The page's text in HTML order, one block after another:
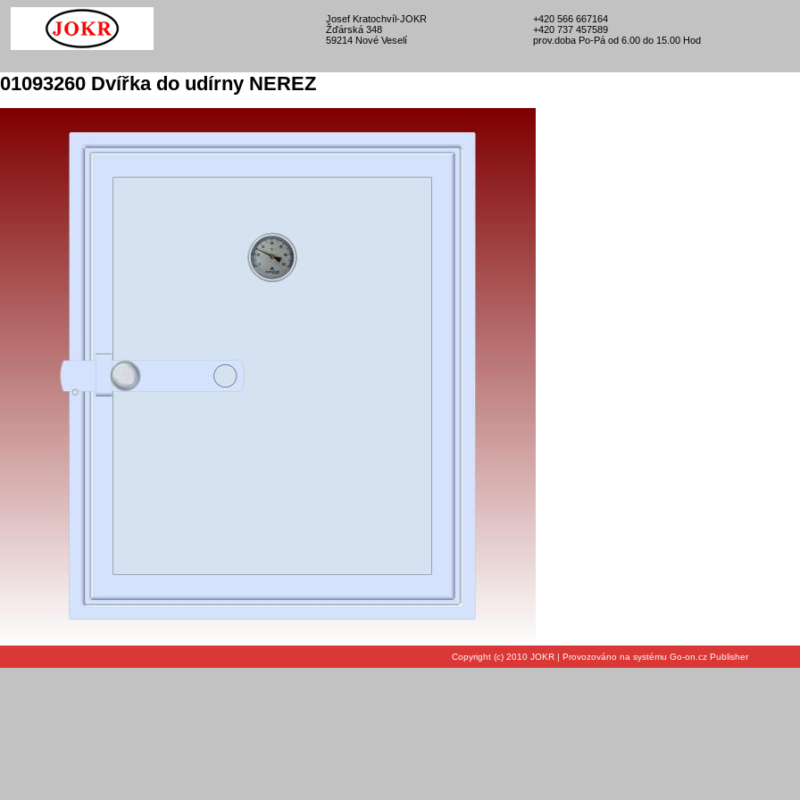
Josef Kratochvíl-JOKR
Žďárská 348
59214 Nové Veselí
+420 566 667164
+420 737 457589
prov.doba Po-Pá od 6.00 do 15.00 Hod
01093260 Dvířka do udírny NEREZ
Copyright (c) 2010 JOKR | Provozováno na systému Go-on.cz Publisher